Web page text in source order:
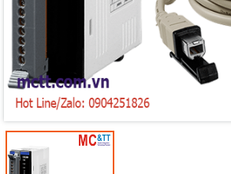
Mã giảm giá:
Ngày hết hạn:
Điều kiện: